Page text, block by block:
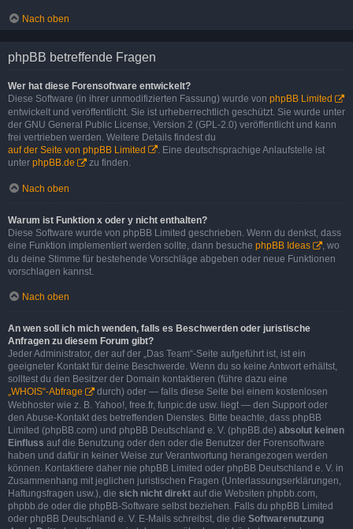
Nach oben
phpBB betreffende Fragen
Wer hat diese Forensoftware entwickelt?
Diese Software (in ihrer unmodifizierten Fassung) wurde von phpBB Limited
entwickelt und veröffentlicht. Sie ist urheberrechtlich geschützt. Sie wurde unter
der GNU General Public License, Version 2 (GPL-2.0) veröffentlicht und kann
frei vertrieben werden. Weitere Details findest du
auf der Seite von phpBB Limited
. Eine deutschsprachige Anlaufstelle ist
unter phpBB.de zu finden.
Nach oben
Warum ist Funktion x oder y nicht enthalten?
Diese Software wurde von phpBB Limited geschrieben. Wenn du denkst, dass
eine Funktion implementiert werden sollte, dann besuche phpBB Ideas
, wo
du deine Stimme für bestehende Vorschläge abgeben oder neue Funktionen
vorschlagen kannst.
Nach oben
An wen soll ich mich wenden, falls es Beschwerden oder juristische
Anfragen zu diesem Forum gibt?
Jeder Administrator, der auf der „Das Team“-Seite aufgeführt ist, ist ein
geeigneter Kontakt für deine Beschwerde. Wenn du so keine Antwort erhältst,
solltest du den Besitzer der Domain kontaktieren (führe dazu eine
„WHOIS“-Abfrage
durch) oder — falls diese Seite bei einem kostenlosen
Webhoster wie z. B. Yahoo!, free.fr, funpic.de usw. liegt — den Support oder
den Abuse-Kontakt des betreffenden Dienstes. Bitte beachte, dass phpBB
Limited (phpBB.com) und phpBB Deutschland e. V. (phpBB.de) absolut keinen
Einfluss auf die Benutzung oder den oder die Benutzer der Forensoftware
haben und dafür in keiner Weise zur Verantwortung herangezogen werden
können. Kontaktiere daher nie phpBB Limited oder phpBB Deutschland e. V. in
Zusammenhang mit jeglichen juristischen Fragen (Unterlassungserklärungen,
Haftungsfragen usw.), die sich nicht direkt auf die Websiten phpbb.com,
phpbb.de oder die phpBB-Software selbst beziehen. Falls du phpBB Limited
oder phpBB Deutschland e. V. E-Mails schreibst, die die Softwarenutzung